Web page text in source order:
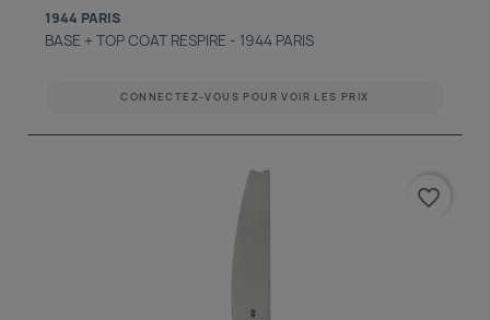
1944 PARIS
BASE + TOP COAT RESPIRE - 1944 PARIS
CONNECTEZ-VOUS POUR VOIR LES PRIX
favorite_border